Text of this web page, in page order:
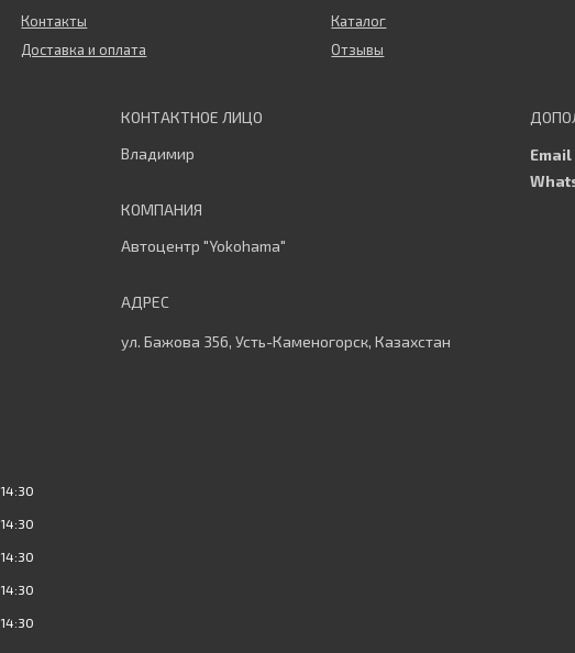
Контакты
Доставка и оплата
Каталог
Отзывы
Владимир
Автоцентр "Yokohama"
ул. Бажова 356, Усть-Каменогорск, Казахстан
14:30
14:30
14:30
14:30
14:30